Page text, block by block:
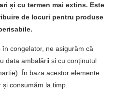
și cu termen mai extins. Este
de locuri pentru produse
în congelator, ne asigurăm că
data ambalării și cu conținutul
În baza acestor elemente
consumăm la timp.